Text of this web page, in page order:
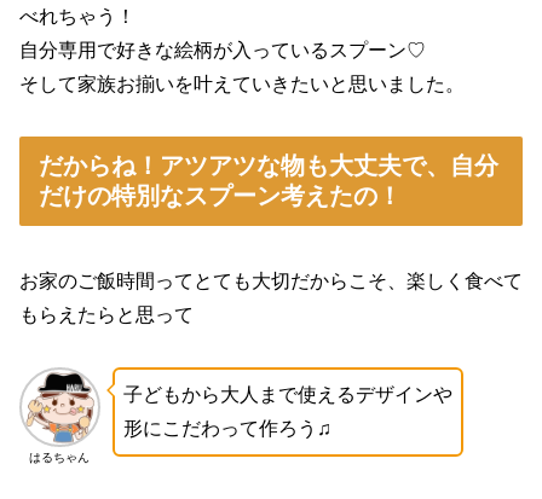
べれちゃう！
自分専用で好きな絵柄が入っているスプーン♡
そして家族お揃いを叶えていきたいと思いました。
だからね！アツアツな物も大丈夫で、自分
だけの特別なスプーン考えたの！
お家のご飯時間ってとても大切だからこそ、楽しく食べて
もらえたらと思って
はるちゃん
子どもから大人まで使えるデザインや
形にこだわって作ろう♫